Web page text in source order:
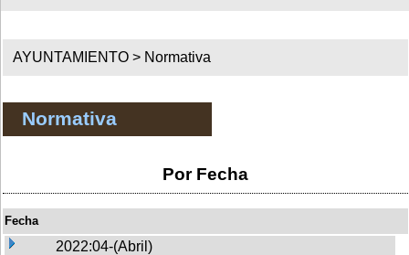
AYUNTAMIENTO > Normativa
Normativa
Por Fecha
Fecha
2022:04-(Abril)